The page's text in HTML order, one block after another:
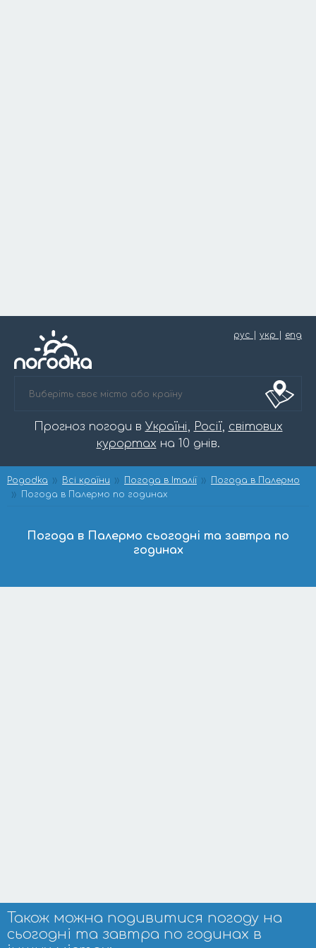
рус укр eng
Прогноз погоди в Україні, Росії, світових
курортах на 10 днів.
Pogodka Всі країни Погода в Італії
Погода в Палермо
Погода в Палермо по годинах
Погода в Палермо сьогодні та завтра по
годинах
Також можна подивитися погоду на
сьогодні та завтра по годинах в